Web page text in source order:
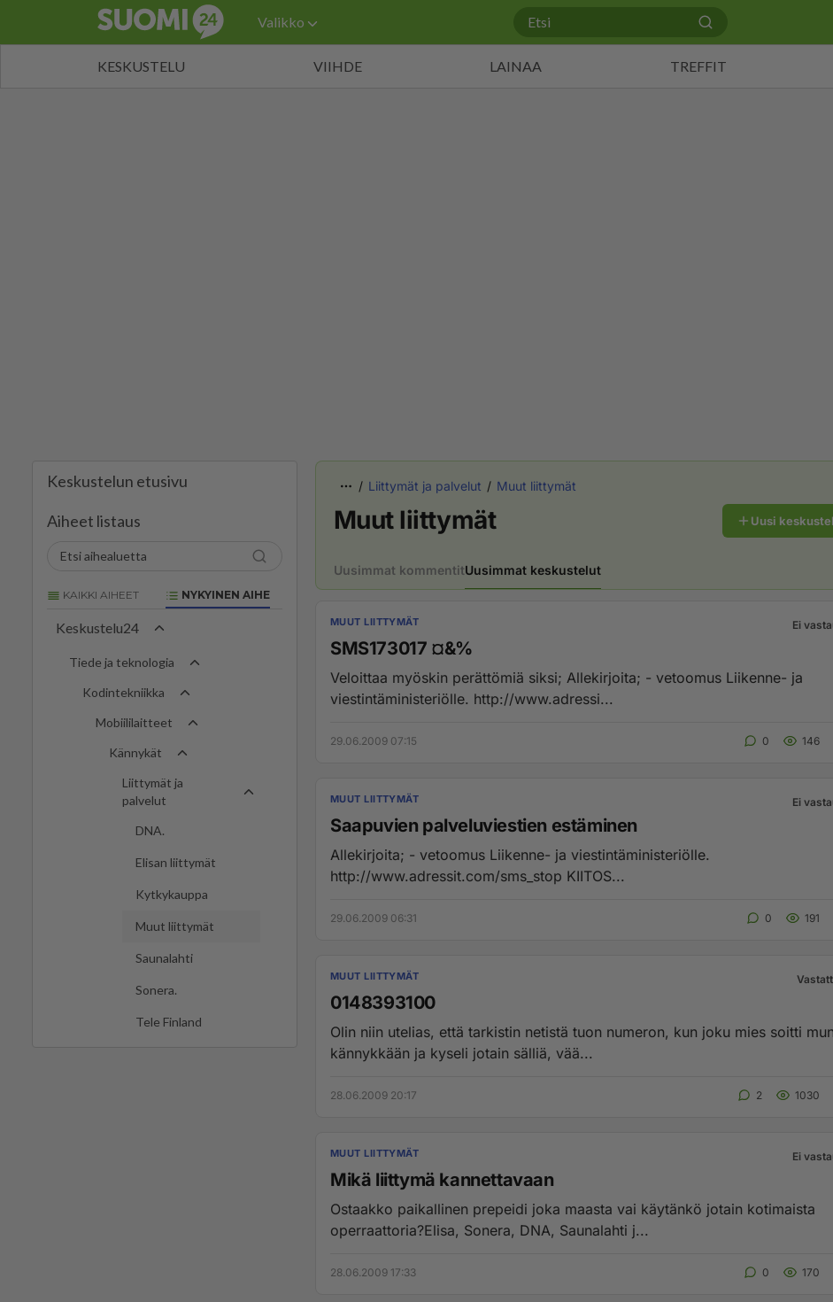
Valikko
KESKUSTELU VIIHDE LAINAA TREFFIT
Keskustelun etusivu
Aiheet listaus
KAIKKI AIHEET NYKYINEN AIHE
Keskustelu24
Tiede ja teknologia
Kodintekniikka
Mobiililaitteet
Kännykät
Liittymät ja
palvelut
DNA.
Elisan liittymät
Kytkykauppa
Muut liittymät
Saunalahti
Sonera.
Tele Finland
Liittymät ja palvelut Muut liittymät
Muut liittymät Uusi
Uusimmat kommentitUusimmat keskustelut
MUUT LIITTYMÄT Ei
SMS173017 ¤&%
Veloittaa myöskin perättömiä siksi; Allekirjoita; - vetoomus Liikenne- ja
viestintäministeriölle. http://www.adressi...
29.06.2009 07:15 0 146
MUUT LIITTYMÄT Ei
Saapuvien palveluviestien estäminen
Allekirjoita; - vetoomus Liikenne- ja viestintäministeriölle.
http://www.adressit.com/sms_stop KIITOS...
29.06.2009 06:31 0 191
MUUT LIITTYMÄT
0148393100
Olin niin utelias, että tarkistin netistä tuon numeron, kun joku mies soitti mun
kännykkään ja kyseli jotain sälliä, vää...
28.06.2009 20:17 2 1030
MUUT LIITTYMÄT Ei
Mikä liittymä kannettavaan
Ostaakko paikallinen prepeidi joka maasta vai käytänkö jotain kotimaista
operraattoria?Elisa, Sonera, DNA, Saunalahti j...
28.06.2009 17:33 0 170